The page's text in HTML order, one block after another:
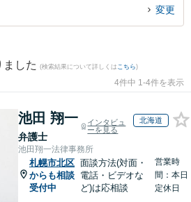
の相談者さんにおすすめです。
変更
ました (検索結果について詳しくは こちら)
4件中 1-4件を表示
池田 翔一
弁護士
インタビュ
ーを見る
北海道
池田翔一法律事務所
札幌市北区
からも相談
受付中
面談方法(対面・
電話・ビデオな
ど)は応相談
営業時
間：本日
定休日